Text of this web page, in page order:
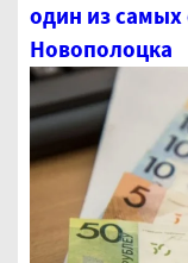
один из
Новополоцка